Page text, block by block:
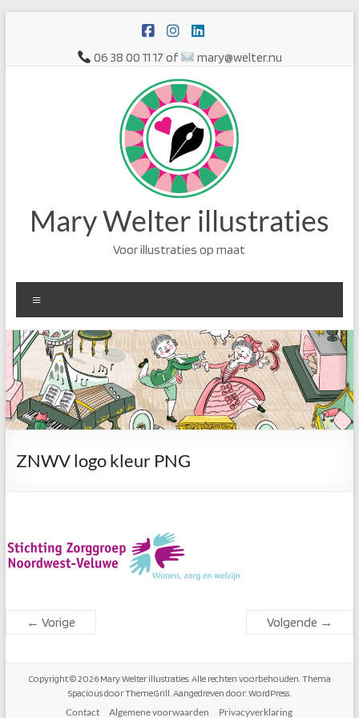
06 38 00 11 17 of mary@welter.nu
Mary Welter illustraties
Voor illustraties op maat
ZNWV logo kleur PNG
← Vorige Volgende →
Copyright © 2026 Mary Welter illustraties. Alle rechten voorbehouden. Thema
Spaciousdoor ThemeGrill. Aangedreven door:WordPress.
Contact
Algemene voorwaarden Privacyverklaring